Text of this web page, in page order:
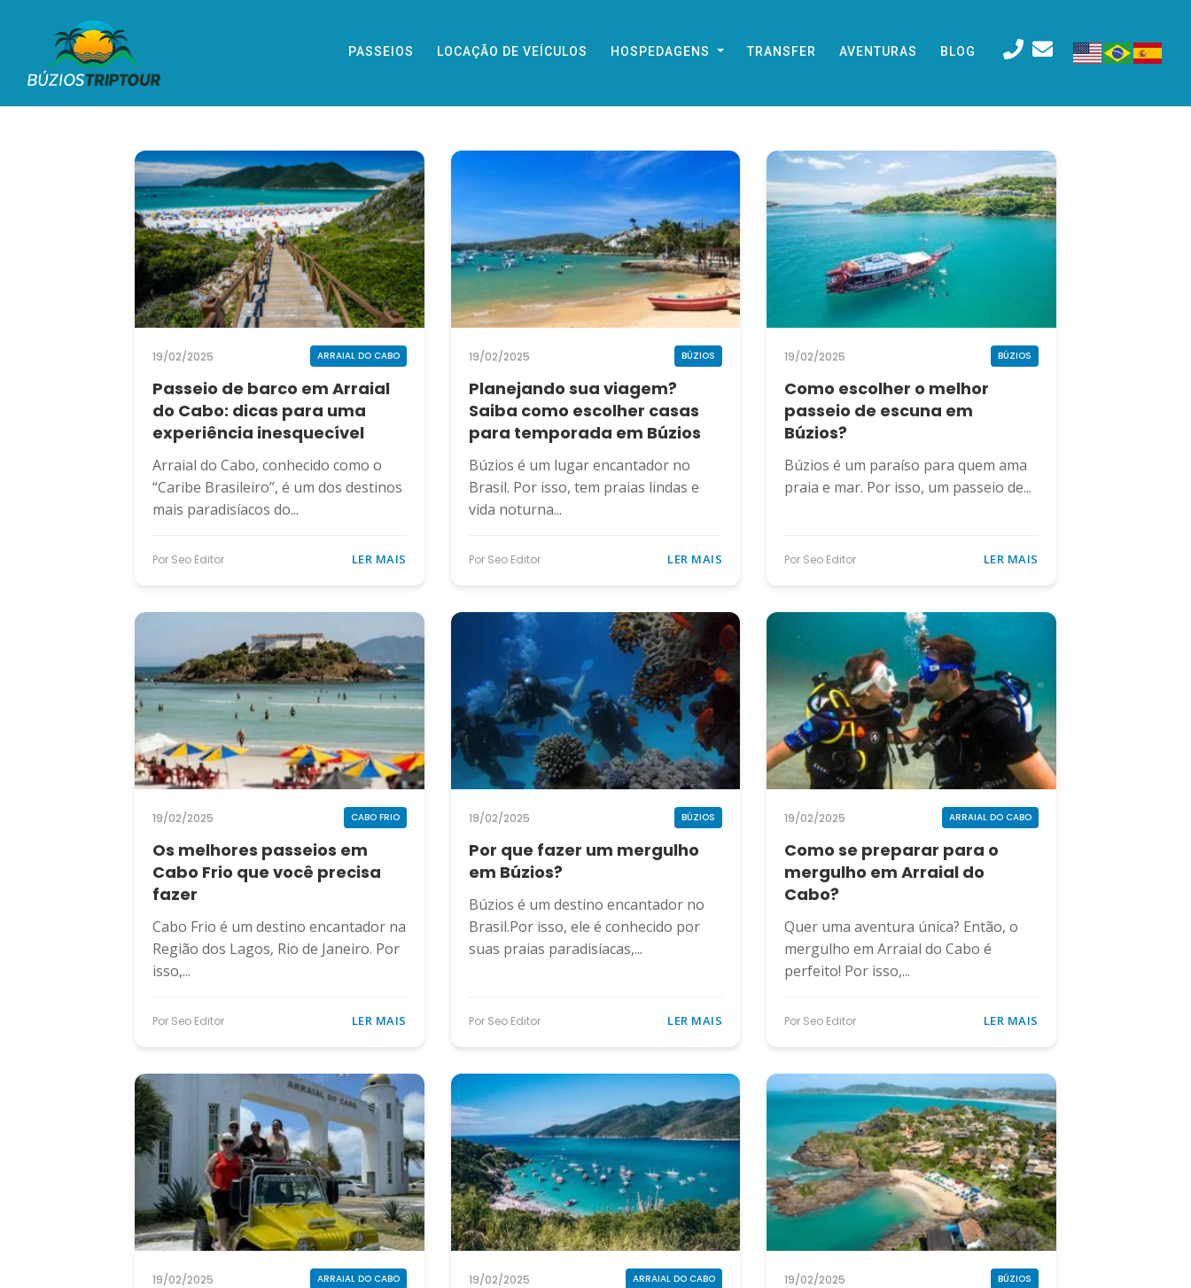
PASSEIOS LOCAÇÃO DE VEÍCULOS HOSPEDAGENS TRANSFER AVENTURAS BLOG
19/02/2025 ARRAIAL DO CABO
Passeio de barco em Arraial
do Cabo: dicas para uma
experiência inesquecível
Arraial do Cabo, conhecido como o
“Caribe Brasileiro”, é um dos destinos
mais paradisíacos do...
Por Seo Editor LER MAIS
19/02/2025 BÚZIOS
Planejando sua viagem?
Saiba como escolher casas
para temporada em Búzios
Búzios é um lugar encantador no
Brasil. Por isso, tem praias lindas e
vida noturna...
Por Seo Editor LER MAIS
19/02/2025 BÚZIOS
Como escolher o melhor
passeio de escuna em
Búzios?
Búzios é um paraíso para quem ama
praia e mar. Por isso, um passeio de...
Por Seo Editor LER MAIS
19/02/2025 CABO FRIO
Os melhores passeios em
Cabo Frio que você precisa
fazer
Cabo Frio é um destino encantador na
Região dos Lagos, Rio de Janeiro. Por
isso,...
Por Seo Editor LER MAIS
19/02/2025 BÚZIOS
Por que fazer um mergulho
em Búzios?
Búzios é um destino encantador no
Brasil.Por isso, ele é conhecido por
suas praias paradisíacas,...
Por Seo Editor LER MAIS
19/02/2025 ARRAIAL DO CABO
Como se preparar para o
mergulho em Arraial do
Cabo?
Quer uma aventura única? Então, o
mergulho em Arraial do Cabo é
perfeito! Por isso,...
Por Seo Editor LER MAIS
19/02/2025 ARRAIAL DO CABO 19/02/2025 ARRAIAL DO CABO 19/02/2025 BÚZIOS